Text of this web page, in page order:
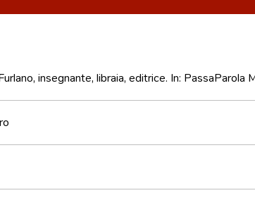
insegnante, libraia, editrice. In: